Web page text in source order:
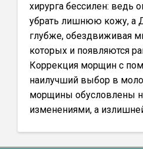
хирурга бессилен: ведь
убрать лишнюю кожу, а
глубже, обездвиживая
которых и появляются
Коррекция морщин с
наилучший выбор в
морщины обусловлены
изменениями, а